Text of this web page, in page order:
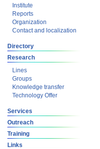
Institute
Reports
Organization
Contact and localization
Directory
Research
Lines
Groups
Knowledge transfer
Technology Offer
Services
Outreach
Training
Links